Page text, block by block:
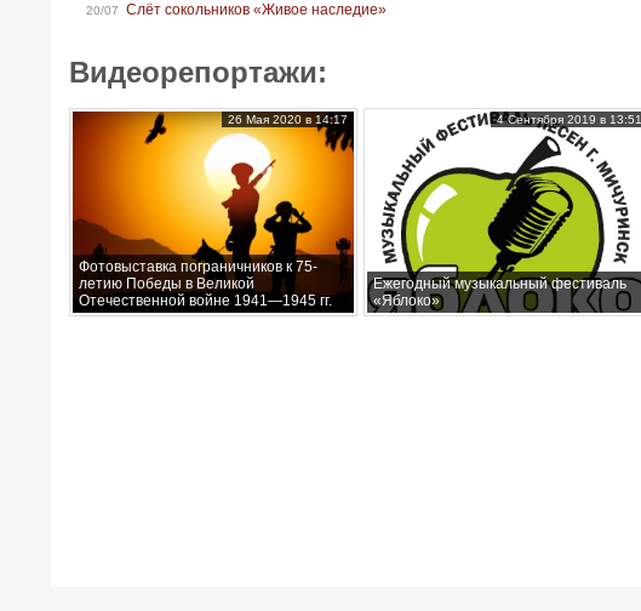
20/07 Слёт сокольников «Живое наследие»
Видеорепортажи:
Фотовыставка пограничников к 75-
летию Победы в Великой
Отечественной войне 1941—1945 гг.
26 Мая 2020 в 14:17
Ежегодный музыкальный фестиваль
«Яблоко»
4 Сентября 2019 в 13:51